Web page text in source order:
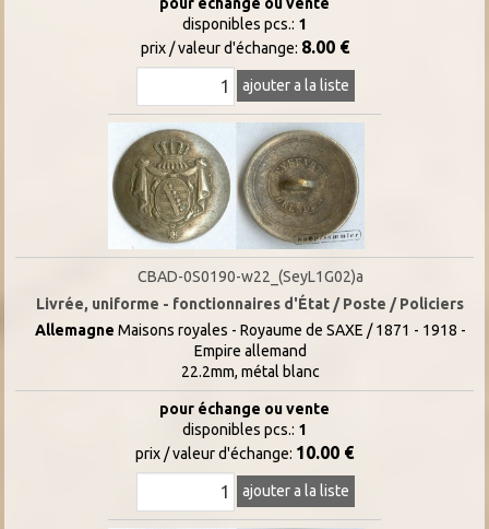
disponibles pcs.: 1
prix / valeur d'échange: 8.00 €
ajouter a la liste
CBAD-0S0190-w22_(SeyL1G02)a
Livrée, uniforme - fonctionnaires d'État / Poste / Policiers
Allemagne Maisons royales - Royaume de SAXE / 1871 - 1918 -
Empire allemand
22.2mm, métal blanc
pour échange ou vente
disponibles pcs.: 1
prix / valeur d'échange: 10.00 €
ajouter a la liste